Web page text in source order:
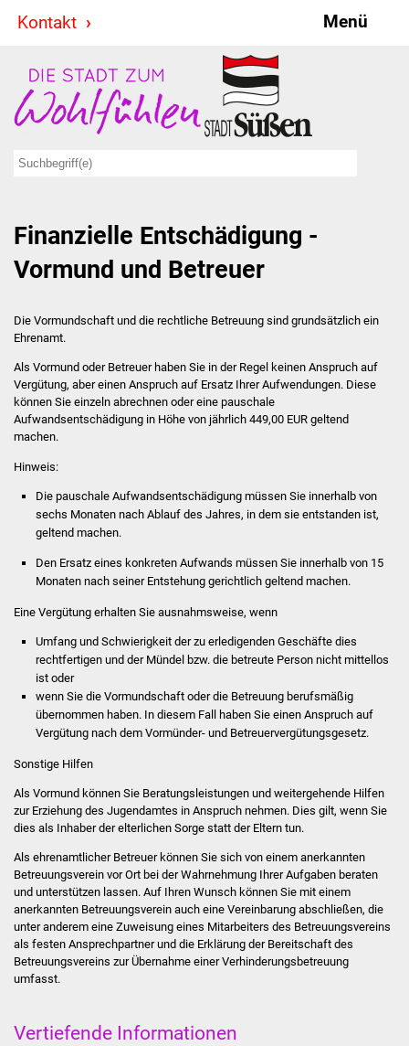
Kontakt Menü
Stadt & Politik
Bürgermeister
Ausschüsse
Ratsinformationssystem
Jugendbeirat
Summerrockfestival
Hallenbadparty
Ansprechpartner
Stellenangebote
Kontakt
Veröffentlichungen
Ortsrecht
Wahlen
Stadtinfo
Jubiläumsjahr 2021
Partnerstädte
Projekte
Finanzielle Entschädigung -
Vormund und Betreuer
Die Vormundschaft und die rechtliche Betreuung sind grundsätzlich ein
Ehrenamt.
Als Vormund oder Betreuer haben Sie in der Regel keinen Anspruch auf
Vergütung, aber einen Anspruch auf Ersatz Ihrer Aufwendungen. Diese
können Sie einzeln abrechnen oder eine pauschale
Aufwandsentschädigung in Höhe von jährlich 449,00 EUR geltend
machen.
Hinweis:
Die pauschale Aufwandsentschädigung müssen Sie innerhalb von
sechs Monaten nach Ablauf des Jahres, in dem sie entstanden ist,
geltend machen.
Den Ersatz eines konkreten Aufwands müssen Sie innerhalb von 15
Monaten nach seiner Entstehung gerichtlich geltend machen.
Eine Vergütung erhalten Sie ausnahmsweise, wenn
Umfang und Schwierigkeit der zu erledigenden Geschäfte dies
rechtfertigen und der Mündel bzw. die betreute Person nicht mittellos
ist oder
wenn Sie die Vormundschaft oder die Betreuung berufsmäßig
übernommen haben. In diesem Fall haben Sie einen Anspruch auf
Vergütung nach dem Vormünder- und Betreuervergütungsgesetz.
Sonstige Hilfen
Als Vormund können Sie Beratungsleistungen und weitergehende Hilfen
zur Erziehung des Jugendamtes in Anspruch nehmen. Dies gilt, wenn Sie
dies als Inhaber der elterlichen Sorge statt der Eltern tun.
Als ehrenamtlicher Betreuer können Sie sich von einem anerkannten
Betreuungsverein vor Ort bei der Wahrnehmung Ihrer Aufgaben beraten
und unterstützen lassen. Auf Ihren Wunsch können Sie mit einem
anerkannten Betreuungsverein auch eine Vereinbarung abschließen, die
unter anderem eine Zuweisung eines Mitarbeiters des Betreuungsvereins
als festen Ansprechpartner und die Erklärung der Bereitschaft des
Betreuungsvereins zur Übernahme einer Verhinderungsbetreuung
umfasst.
Vertiefende Informationen